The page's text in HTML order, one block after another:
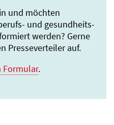
und möchten
und gesundheits­
werden? Gerne
Presseverteiler auf.
Formular.